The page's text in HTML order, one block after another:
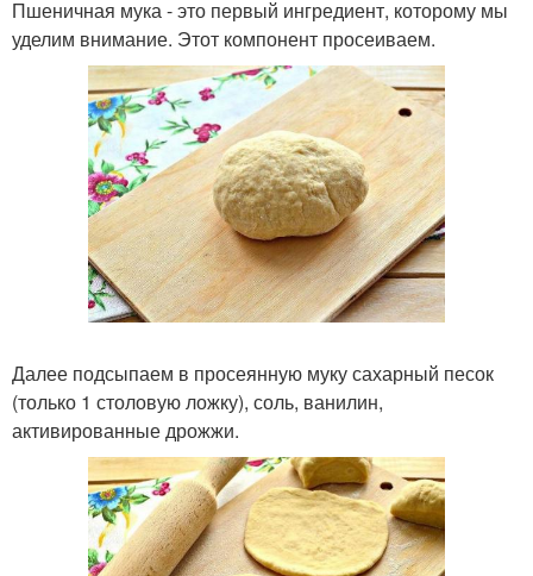
Пшеничная мука - это первый ингредиент, которому мы
уделим внимание. Этот компонент просеиваем.
Далее подсыпаем в просеянную муку сахарный песок
(только 1 столовую ложку), соль, ванилин,
активированные дрожжи.